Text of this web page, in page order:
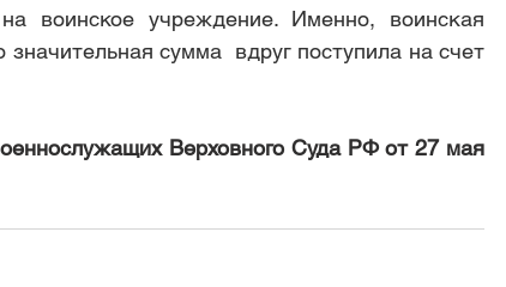
воинское учреждение. Именно, воинская
сумма  вдруг поступила на счет
Верховного Суда РФ от 27 мая